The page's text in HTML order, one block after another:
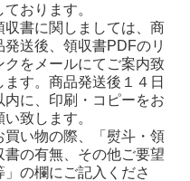
ております。
収書に関しましては、商
発送後、領収書PDFのリ
クをメールにてご案内致
ます。商品発送後１４日
内に、印刷・コピーをお
い致します。
買い物の際、「熨斗・領
書の有無、その他ご要望
」の欄にご記入くださ